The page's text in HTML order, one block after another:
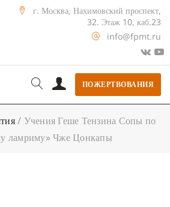
г. Москва, Нахимовский проспект,
32. Этаж 10, каб.23
info@fpmt.ru
ПОЖЕРТВОВАНИЯ
/ Учения Геше Тензина Сопы по
ламриму» Чже Цонкапы